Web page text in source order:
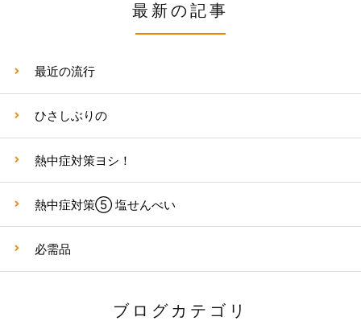
最新の記事
最近の流行
ひさしぶりの
熱中症対策ヨシ！
熱中症対策⑤ 塩せんべい
必需品
ブログカテゴリ